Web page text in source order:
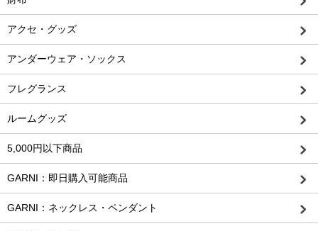
アクセ・グッズ
アンダーウェア・ソックス
フレグランス
ルームグッズ
5,000円以下商品
GARNI：即日購入可能商品
GARNI：ネックレス・ペンダント